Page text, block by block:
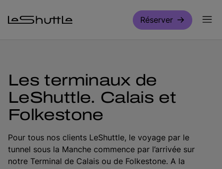
Réserver
Les terminaux de
LeShuttle. Calais et
Folkestone
Pour tous nos clients LeShuttle, le voyage par le
tunnel sous la Manche commence par l’arrivée sur
notre Terminal de Calais ou de Folkestone. A la